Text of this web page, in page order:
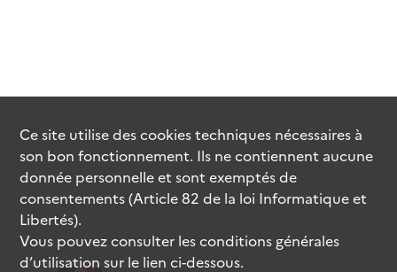
Ce site utilise descookiestechniques nécessaires à
son bon fonctionnement. Ils ne contiennent aucune
donnée personnelle et sont exemptés de
consentements (Article 82 de la loi Informatique et
Libertés).
Vous pouvez consulter les conditions générales
d’utilisation sur le lien ci-dessous.